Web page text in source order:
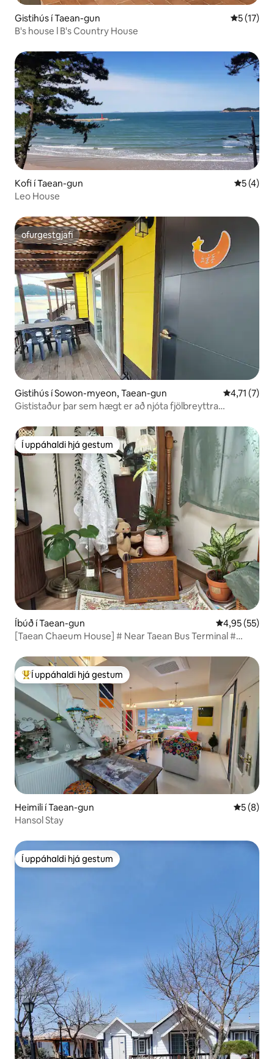
Gistihús í Taean-gun 5 af 5 í
5 (17)
B's house l B's Country House
Kofi í Taean-gun 5 af 5 í
5 (4)
Leo House
ofurgestgjafi
ofurgestgjafi
Gistihús í Sowon-myeon, Taean-gun 4,71 af 5 í
4,71 (7)
Gististaður þar sem hægt er að njóta fjölbreyttra
Í uppáhaldi hjá gestum
Í uppáhaldi hjá gestum
Íbúð í Taean-gun 4,95 af 5 í
4,95 (55)
[Taean Chaeum House] # Near Taean Bus Terminal #
Í mestu uppáhaldi hjá gestum
Í uppáhaldi hjá gestum
Heimili í Taean-gun 5 af 5 í
5 (8)
Hansol Stay
Í uppáhaldi hjá gestum
Í uppáhaldi hjá gestum